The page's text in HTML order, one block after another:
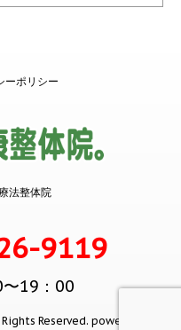
ーポリシー
法整体院
9119
19：00
Reserved. powered by